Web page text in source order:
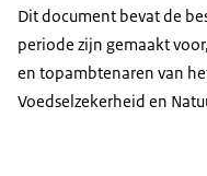
Dit document bevat de
periode zijn gemaakt
en topambtenaren van
Voedselzekerheid en